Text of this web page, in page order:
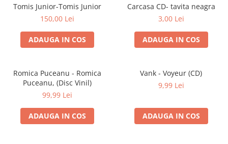
Viniluri Românești
Colecția Electrecord
Tomis Junior-Tomis Junior
150,00 Lei
ADAUGA IN COS
Carcasa CD- tavita neagra
3,00 Lei
ADAUGA IN COS
Romica Puceanu - Romica
Puceanu, (Disc Vinil)
99,99 Lei
ADAUGA IN COS
Vank - Voyeur (CD)
9,99 Lei
ADAUGA IN COS